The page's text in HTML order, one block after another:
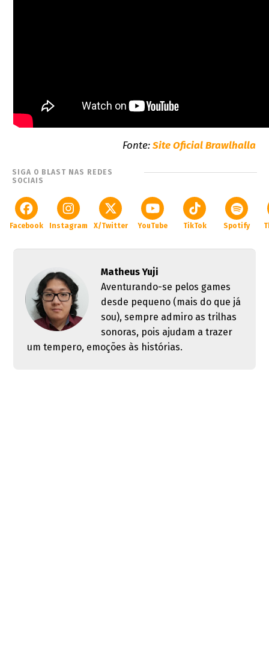
Fonte:Site Oficial Brawlhalla
SIGA O BLAST NAS REDES
SOCIAIS
Facebook Instagram X/Twitter YouTube TikTok Spotify
Matheus Yuji
Aventurando-se pelos games
desde pequeno (mais do que já
sou), sempre admiro as trilhas
sonoras, pois ajudam a trazer
um tempero, emoções às histórias.